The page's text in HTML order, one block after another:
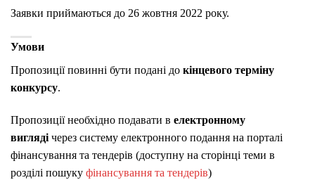
Заявки приймаються до 26 жовтня 2022 року.
Умови
Пропозиції повинні бути подані до кінцевого терміну
конкурсу.
Пропозиції необхідно подавати в електронному
вигляді через систему електронного подання на порталі
фінансування та тендерів (доступну на сторінці теми в
розділі пошуку фінансування та тендерів)